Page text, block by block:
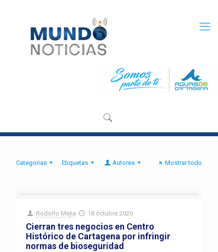
Categorias Etiquetas Autores Mostrar todo
Rodolfo Mejia 18 octubre 2020
Cierran tres negocios en Centro
Histórico de Cartagena por infringir
normas de bioseguridad